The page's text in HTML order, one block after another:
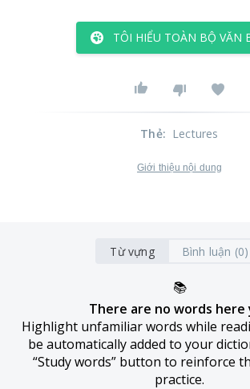
TÔI HIỂU TOÀN BỘ VĂN
Thẻ: Lectures
Giới thiệu nội dung
Từ vựng Bình luận (0)
📚
There are no words here
Highlight unfamiliar words while
be automatically added to your
“Study words” button to reinforce
practice.